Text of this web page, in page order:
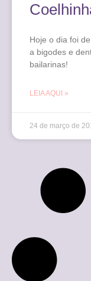
Hoje o dia foi
a bigodes e
bailarinas!
LEIA AQUI »
24 de março de